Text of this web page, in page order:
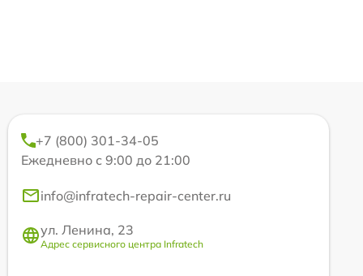
+7 (800) 301-34-05
Ежедневно с 9:00 до 21:00
info@infratech-repair-center.ru
ул. Ленина, 23
Адрес сервисного центра Infratech